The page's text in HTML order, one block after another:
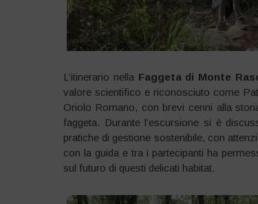
L’itinerario nella Faggeta di Monte
valore scientifico e riconosciuto come
Oriolo Romano, con brevi cenni alla
faggeta. Durante l’escursione si è
pratiche di gestione sostenibile, con
con la guida e tra i partecipanti ha
sul futuro di questi delicati habitat.